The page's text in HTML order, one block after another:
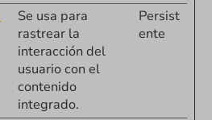
Se usa para
rastrear la
interacción del
usuario con el
contenido
integrado.
Persist
ente